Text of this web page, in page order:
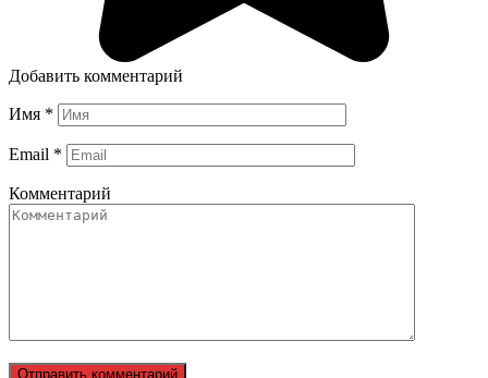
Добавить комментарий
Имя *
Email *
Комментарий